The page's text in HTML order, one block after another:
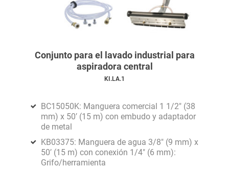
Conjunto para el lavado industrial para
aspiradora central
KI.LA.1
BC15050K: Manguera comercial 1 1/2" (38
mm) x 50′ (15 m) con embudo y adaptador
de metal
KB03375: Manguera de agua 3/8" (9 mm) x
50′ (15 m) con conexión 1/4" (6 mm):
Grifo/herramienta